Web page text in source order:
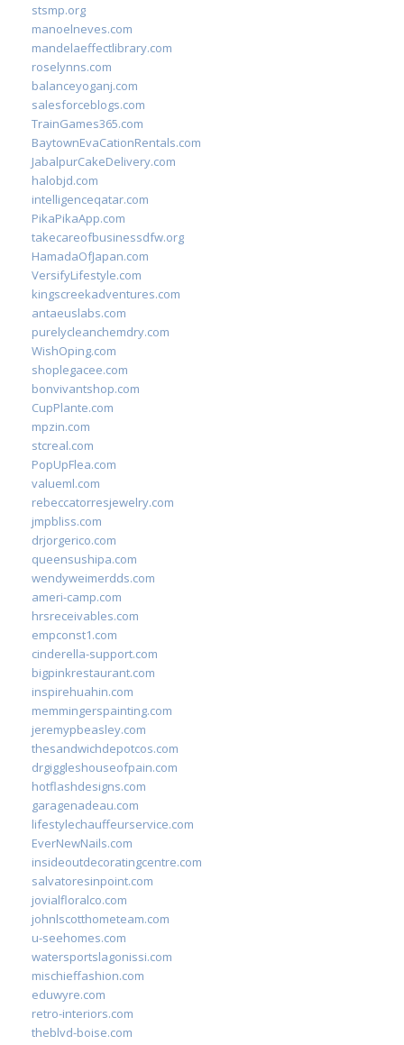
stsmp.org
manoelneves.com
mandelaeffectlibrary.com
roselynns.com
balanceyoganj.com
salesforceblogs.com
TrainGames365.com
BaytownEvaCationRentals.com
JabalpurCakeDelivery.com
halobjd.com
intelligenceqatar.com
PikaPikaApp.com
takecareofbusinessdfw.org
HamadaOfJapan.com
VersifyLifestyle.com
kingscreekadventures.com
antaeuslabs.com
purelycleanchemdry.com
WishOping.com
shoplegacee.com
bonvivantshop.com
CupPlante.com
mpzin.com
stcreal.com
PopUpFlea.com
valueml.com
rebeccatorresjewelry.com
jmpbliss.com
drjorgerico.com
queensushipa.com
wendyweimerdds.com
ameri-camp.com
hrsreceivables.com
empconst1.com
cinderella-support.com
bigpinkrestaurant.com
inspirehuahin.com
memmingerspainting.com
jeremypbeasley.com
thesandwichdepotcos.com
drgiggleshouseofpain.com
hotflashdesigns.com
garagenadeau.com
lifestylechauffeurservice.com
EverNewNails.com
insideoutdecoratingcentre.com
salvatoresinpoint.com
jovialfloralco.com
johnlscotthometeam.com
u-seehomes.com
watersportslagonissi.com
mischieffashion.com
eduwyre.com
retro-interiors.com
theblvd-boise.com